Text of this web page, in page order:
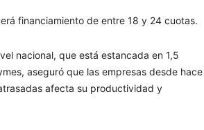
financiamiento de entre 18 y 24 cuotas.
nacional, que está estancada en 1,5
aseguró que las empresas desde hace
afecta su productividad y